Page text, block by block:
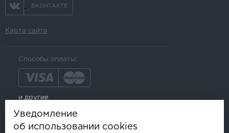
ВКОНТАКТЕ
Карта сайта
Способы оплаты:
и другие
Уведомление
об использовании cookies